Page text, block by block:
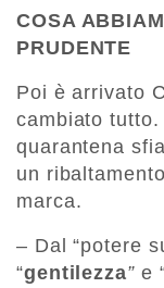
COSA
PRUDENTE
Poi è arrivato
cambiato
quarantena
un
marca.
– Dal “potere
“gentilezza”e